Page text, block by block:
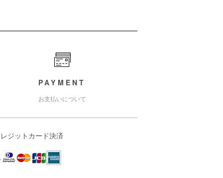
PAYMENT
お支払いについて
ジットカード決済